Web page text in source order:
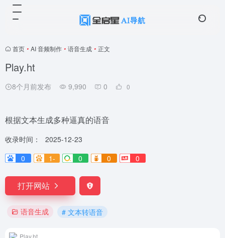
首页 • AI 音频制作 • 语音生成 • 正文
Play.ht
8个月前发布 9,990 0 0
根据文本生成多种逼真的语音
收录时间：
2025-12-23
0
1- 0 0 0
打开网站
语音生成 # 文本转语音
Play.ht